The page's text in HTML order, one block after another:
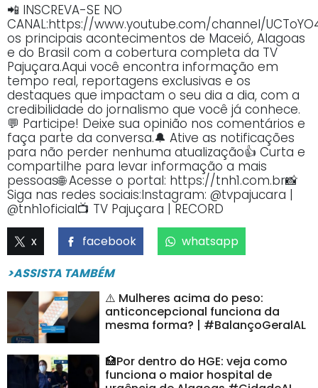
📲 INSCREVA-SE NO
CANAL:https://www.youtube.com/channel/
os principais acontecimentos de Maceió, Alagoas
e do Brasil com a cobertura completa da TV
Pajuçara.Aqui você encontra informação em
tempo real, reportagens exclusivas e os
destaques que impactam o seu dia a dia, com a
credibilidade do jornalismo que você já conhece.
💬 Participe! Deixe sua opinião nos comentários e
faça parte da conversa.🔔 Ative as notificações
para não perder nenhuma atualização👍 Curta e
compartilhe para levar informação a mais
pessoas🌐 Acesse o portal: https://tnh1.com.br📸
Siga nas redes sociais:Instagram: @tvpajucara |
@tnh1oficial📺 TV Pajuçara | RECORD
x facebook
whatsapp
>ASSISTA TAMBÉM
⚠️ Mulheres acima do peso:
anticoncepcional funciona da
mesma forma? | #BalançoGeralAL
🏥Por dentro do HGE: veja como
funciona o maior hospital de